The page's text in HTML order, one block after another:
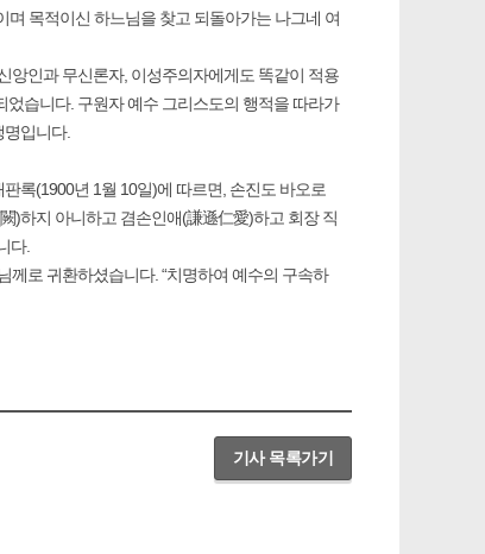
며 목적이신 하느님을 찾고 되돌아가는 나그네 여
앙인과 무신론자, 이성주의자에게도 똑같이 적용
습니다. 구원자 예수 그리스도의 행적을 따라가
입니다.
록(1900년 1월 10일)에 따르면, 손진도 바오로
)하지 아니하고 겸손인애(謙遜仁愛)하고 회장 직
다.
로 귀환하셨습니다. “치명하여 예수의 구속하
기사 목록가기